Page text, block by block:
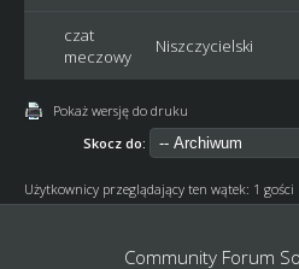
czat
meczowy
Niszczycielski
Pokaż wersję do druku
Skocz do:
Użytkownicy przeglądający ten wątek: 1 gości
Community Forum